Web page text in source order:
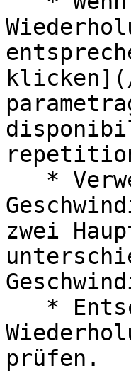
klicken](/
zwei
prüfen.